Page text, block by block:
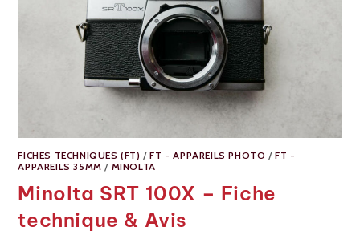
FICHES TECHNIQUES (FT) /FT - APPAREILS PHOTO /FT -
APPAREILS 35MM / MINOLTA
Minolta SRT 100X – Fiche
technique & Avis